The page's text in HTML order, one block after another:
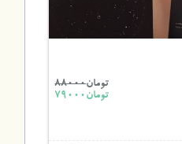
تومان88000
تومان79000